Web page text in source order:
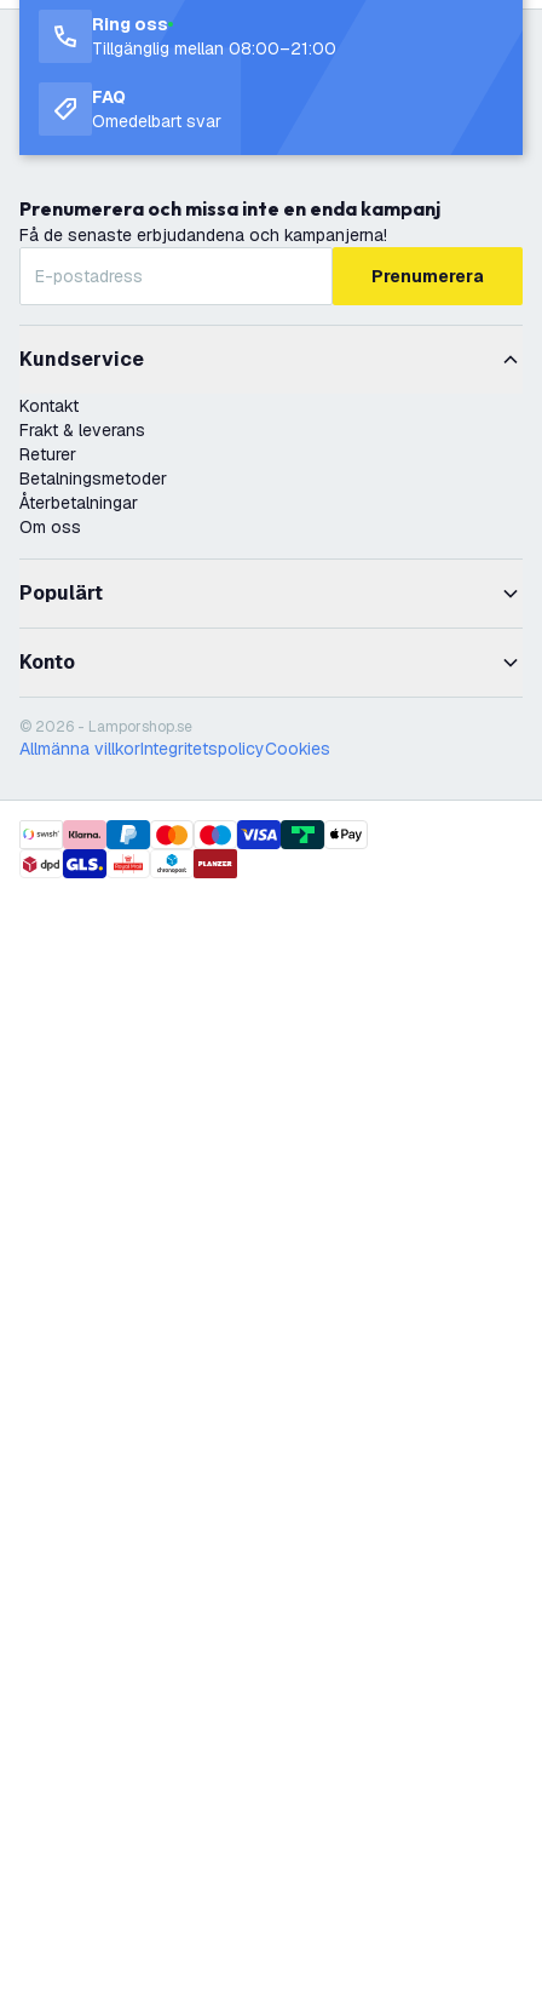
Ring oss
Tillgänglig mellan 08:00–21:00
FAQ
Omedelbart svar
Prenumerera och missa inte en enda kampanj
Få de senaste erbjudandena och kampanjerna!
Prenumerera
Kundservice
Kontakt
Frakt & leverans
Returer
Betalningsmetoder
Återbetalningar
Om oss
Populärt
Konto
© 2026 - Lamporshop.se
Allmänna villkorIntegritetspolicyCookies
payment methods
shipment methods